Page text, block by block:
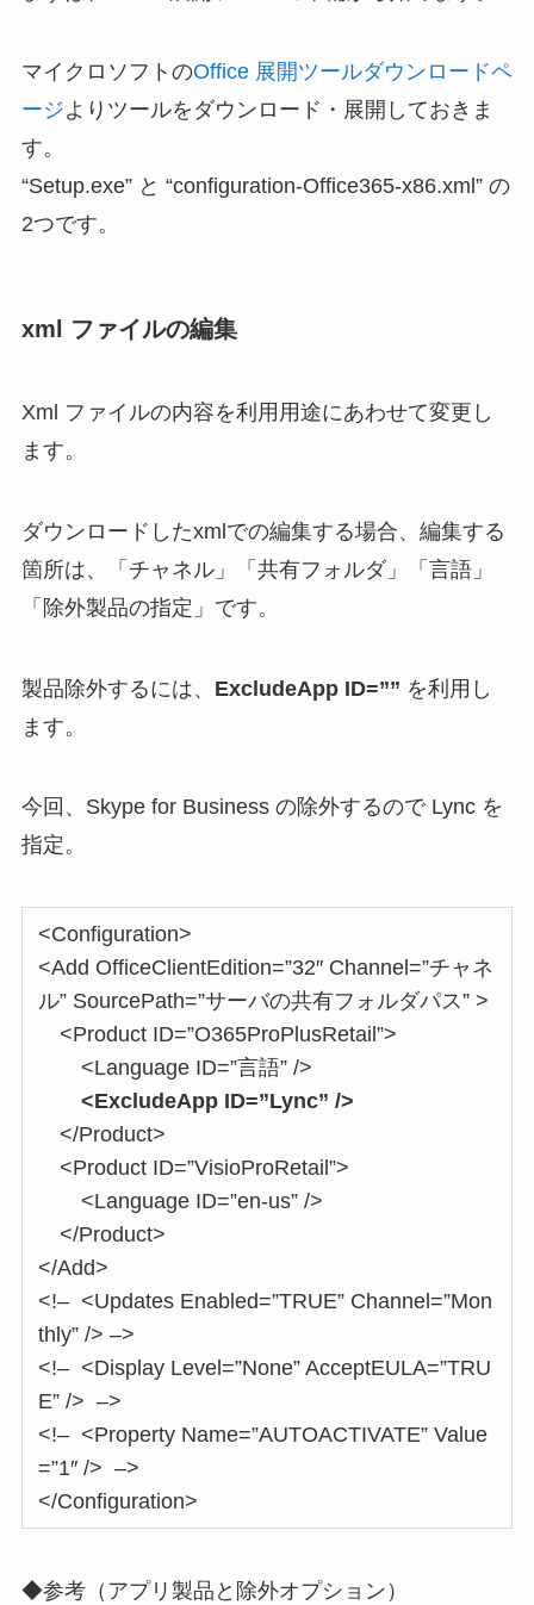
マイクロソフトのOffice 展開ツールダウンロードペ
ージよりツールをダウンロード・展開しておきま
す。
“Setup.exe” と “configuration-Office365-x86.xml” の
2つです。
xml ファイルの編集
Xml ファイルの内容を利用用途にあわせて変更し
ます。
ダウンロードしたxmlでの編集する場合、編集する
箇所は、「チャネル」「共有フォルダ」「言語」
「除外製品の指定」です。
製品除外するには、 ExcludeApp ID=”” を利用し
ます。
今回、Skype for Business の除外するので Lync を
指定。
<Configuration>
<Add OfficeClientEdition=”32″ Channel=”チャネ
ル” SourcePath=”サーバの共有フォルダパス” >
<Product ID=”O365ProPlusRetail”>
<Language ID=”言語” />
<ExcludeApp ID=”Lync” />
</Product>
<Product ID=”VisioProRetail”>
<Language ID=”en-us” />
</Product>
</Add>
<!– <Updates Enabled=”TRUE” Channel=”Mon
thly” /> –>
<!– <Display Level=”None” AcceptEULA=”TRU
E” /> –>
<!– <Property Name=”AUTOACTIVATE” Value
=”1″ /> –>
</Configuration>
◆参考（アプリ製品と除外オプション）